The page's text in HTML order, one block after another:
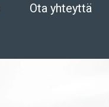
Ota yhteyttä